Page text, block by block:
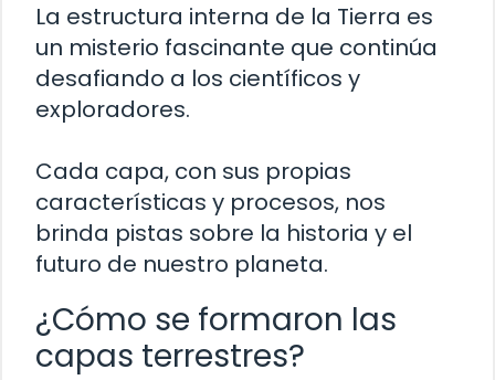
La estructura interna de la Tierra es
un misterio fascinante que continúa
desafiando a los científicos y
exploradores.
Cada capa, con sus propias
características y procesos, nos
brinda pistas sobre la historia y el
futuro de nuestro planeta.
¿Cómo se formaron las
capas terrestres?